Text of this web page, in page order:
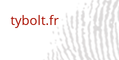
tybolt.fr